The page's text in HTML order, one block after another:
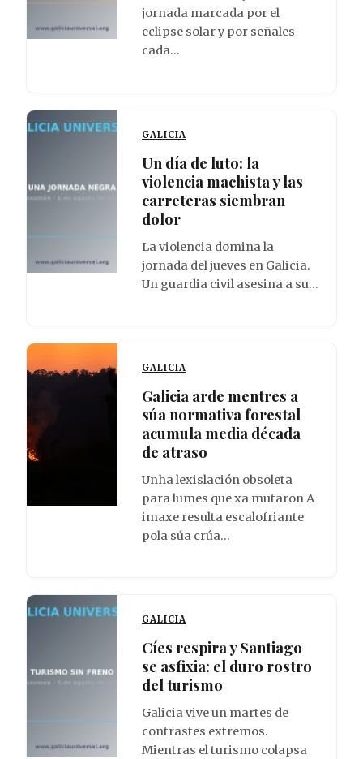
jornada marcada por el
eclipse solar y por señales
cada…
GALICIA
Un día de luto: la
violencia machista y las
carreteras siembran
dolor
La violencia domina la
jornada del jueves en Galicia.
Un guardia civil asesina a su…
GALICIA
Galicia arde mentres a
súa normativa forestal
acumula media década
de atraso
Unha lexislación obsoleta
para lumes que xa mutaron A
imaxe resulta escalofriante
pola súa crúa…
GALICIA
Cíes respira y Santiago
se asfixia: el duro rostro
del turismo
Galicia vive un martes de
contrastes extremos.
Mientras el turismo colapsa